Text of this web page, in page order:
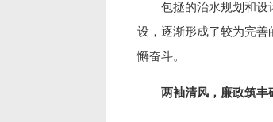
包拯的治水规划和设
设，逐渐形成了较为完
懈奋斗。
两袖清风，廉政筑丰